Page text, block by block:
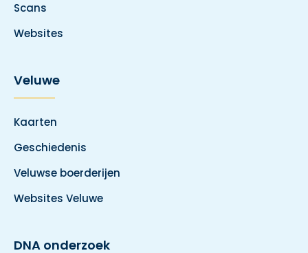
Scans
Websites
Veluwe
Kaarten
Geschiedenis
Veluwse boerderijen
Websites Veluwe
DNA onderzoek